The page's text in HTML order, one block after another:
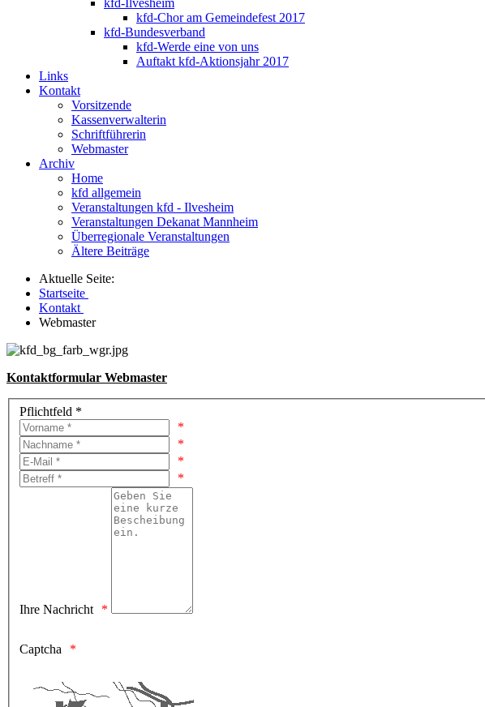
kfd-Ilvesheim
kfd-Chor am Gemeindefest 2017
kfd-Bundesverband
kfd-Werde eine von uns
Auftakt kfd-Aktionsjahr 2017
Links
Kontakt
Vorsitzende
Kassenverwalterin
Schriftführerin
Webmaster
Archiv
Home
kfd allgemein
Veranstaltungen kfd - Ilvesheim
Veranstaltungen Dekanat Mannheim
Überregionale Veranstaltungen
Ältere Beiträge
Aktuelle Seite:
Startseite
Kontakt
Webmaster
Kontaktformular Webmaster
Pflichtfeld *
Ihre Nachricht
Captcha